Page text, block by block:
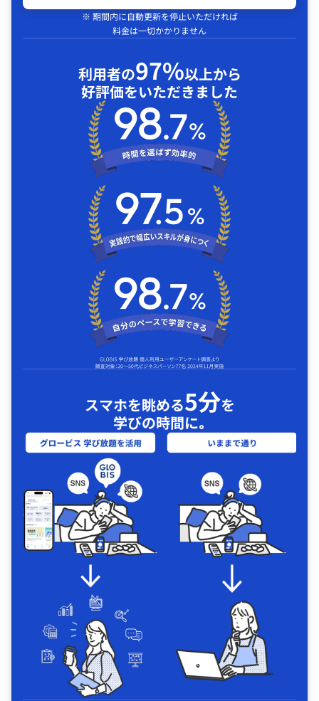
※ 期間内に自動更新を停止いただければ
料金は一切かかりません
利用者の97%以上から
好評価をいただきました
スマホを眺める5分を
学びの時間に｡